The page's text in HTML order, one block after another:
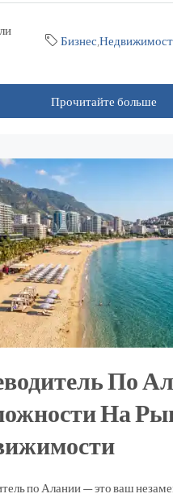
Бизнес ,
Прочитайте больше
По
На
по Алании — это ваш